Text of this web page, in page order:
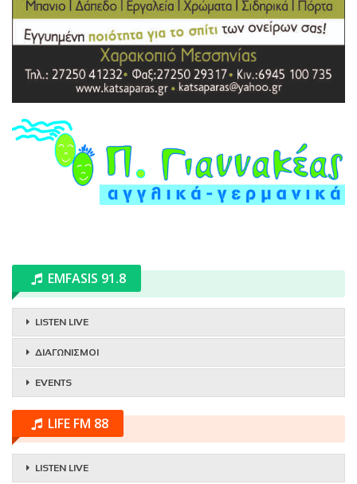
EMFASIS 91.8
LISTEN LIVE
ΔΙΑΓΩΝΙΣΜΟΙ
EVENTS
LIFE FM 88
LISTEN LIVE